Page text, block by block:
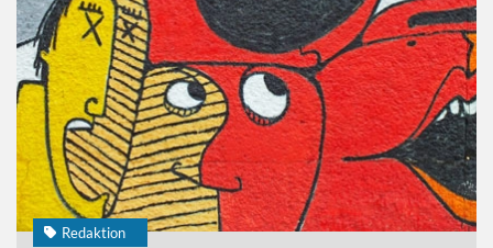
Redaktion